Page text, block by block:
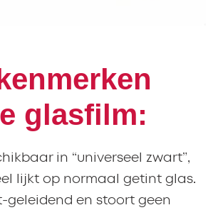
glasfilm:
in “universeel zwart”,
lijkt op normaal getint glas.
geleidend en stoort geen